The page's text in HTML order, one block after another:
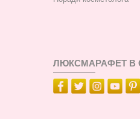
ЛЮКСМАРАФЕТ В